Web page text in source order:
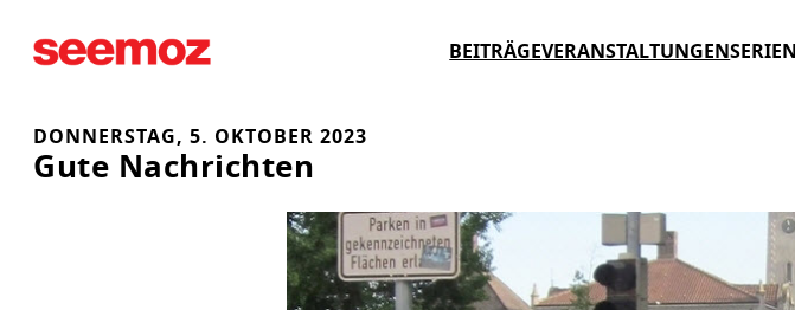
Inhalt
BEITRÄGEVERANSTALTUNGENSERIEN
DONNERSTAG, 5. OKTOBER 2023
Gute Nachrichten